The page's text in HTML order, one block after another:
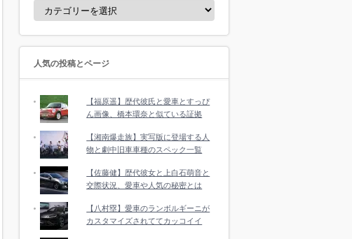
人気の投稿とページ
【福原遥】歴代彼氏と愛車とすっぴ
ん画像、橋本環奈と似ている証拠
【湘南爆走族】実写版に登場する人
物と劇中旧車車種のスペック一覧
【佐藤健】歴代彼女と上白石萌音と
交際状況、愛車や人気の秘密とは
【八村塁】愛車のランボルギーニが
カスタマイズされててカッコイイ